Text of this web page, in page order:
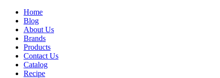
Home
Blog
About Us
Brands
Products
Contact Us
Catalog
Recipe